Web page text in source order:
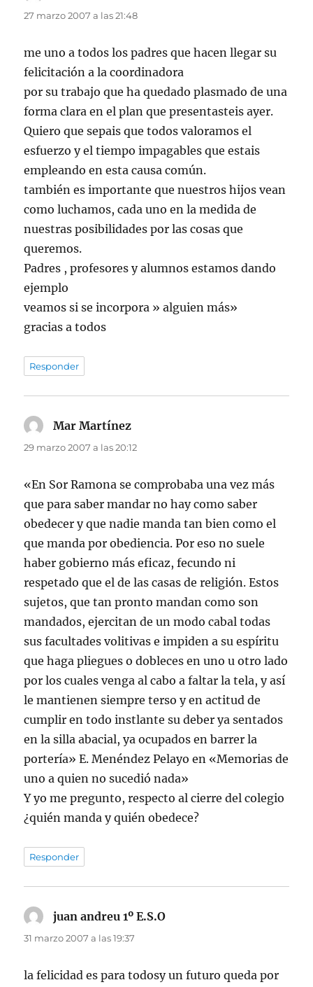
27 marzo 2007 a las 21:48
me uno a todos los padres que hacen llegar su
felicitación a la coordinadora
por su trabajo que ha quedado plasmado de una
forma clara en el plan que presentasteis ayer.
Quiero que sepais que todos valoramos el
esfuerzo y el tiempo impagables que estais
empleando en esta causa común.
también es importante que nuestros hijos vean
como luchamos, cada uno en la medida de
nuestras posibilidades por las cosas que
queremos.
Padres , profesores y alumnos estamos dando
ejemplo
veamos si se incorpora » alguien más»
gracias a todos
Responder
Mar Martínez
29 marzo 2007 a las 20:12
«En Sor Ramona se comprobaba una vez más
que para saber mandar no hay como saber
obedecer y que nadie manda tan bien como el
que manda por obediencia. Por eso no suele
haber gobierno más eficaz, fecundo ni
respetado que el de las casas de religión. Estos
sujetos, que tan pronto mandan como son
mandados, ejercitan de un modo cabal todas
sus facultades volitivas e impiden a su espíritu
que haga pliegues o dobleces en uno u otro lado
por los cuales venga al cabo a faltar la tela, y así
le mantienen siempre terso y en actitud de
cumplir en todo instlante su deber ya sentados
en la silla abacial, ya ocupados en barrer la
portería» E. Menéndez Pelayo en «Memorias de
uno a quien no sucedió nada»
Y yo me pregunto, respecto al cierre del colegio
¿quién manda y quién obedece?
Responder
juan andreu 1º E.S.O
31 marzo 2007 a las 19:37
la felicidad es para todosy un futuro queda por